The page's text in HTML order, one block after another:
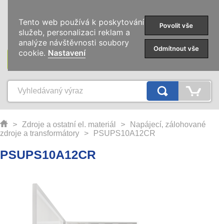
KATEGORIE
> Zdroje a ostatní el. materiál >
Napájecí, zálohované
zdroje a transformátory
> PSUPS10A12CR
PSUPS10A12CR
Tento web používá k poskytování
služeb, personalizaci reklam a
analýze návštěvnosti soubory
cookie. Nastavení
Povolit vše
Odmítnout vše